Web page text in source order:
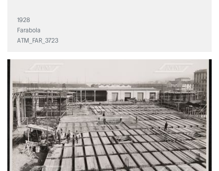
1928
Farabola
ATM_FAR_3723